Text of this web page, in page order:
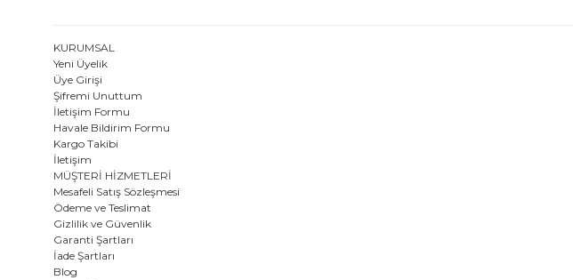
KURUMSAL
Yeni Üyelik
Üye Girişi
Şifremi Unuttum
İletişim Formu
Havale Bildirim Formu
Kargo Takibi
İletişim
MÜŞTERİ HİZMETLERİ
Mesafeli Satış Sözleşmesi
Ödeme ve Teslimat
Gizlilik ve Güvenlik
Garanti Şartları
İade Şartları
Blog